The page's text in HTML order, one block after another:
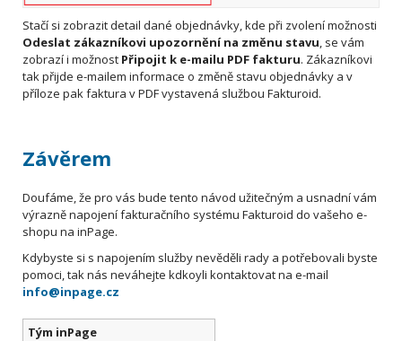
Stačí si zobrazit detail dané objednávky, kde při zvolení možnosti
Odeslat zákazníkovi upozornění na změnu stavu, se vám
zobrazí i možnost Připojit k e-mailu PDF fakturu. Zákazníkovi
tak přijde e-mailem informace o změně stavu objednávky a v
příloze pak faktura v PDF vystavená službou Fakturoid.
Závěrem
Doufáme, že pro vás bude tento návod užitečným a usnadní vám
výrazně napojení fakturačního systému Fakturoid do vašeho e-
shopu na inPage.
Kdybyste si s napojením služby nevěděli rady a potřebovali byste
pomoci, tak nás neváhejte kdkoyli kontaktovat na e-mail
info@inpage.cz
Tým inPage